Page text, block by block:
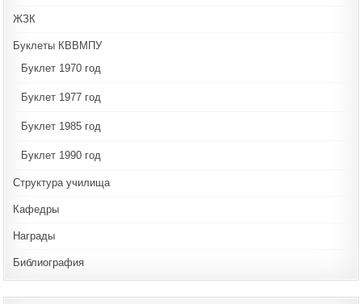
ЖЗК
Буклеты КВВМПУ
Буклет 1970 год
Буклет 1977 год
Буклет 1985 год
Буклет 1990 год
Структура училища
Кафедры
Награды
Библиография